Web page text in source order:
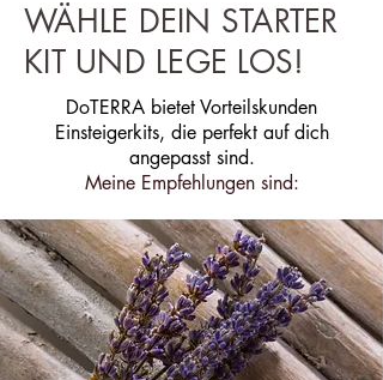
WÄHLE DEIN STARTER
KIT UND LEGE LOS!
DoTERRA bietet Vorteilskunden
Einsteigerkits, die perfekt auf dich
angepasst sind.
Meine Empfehlungen sind: